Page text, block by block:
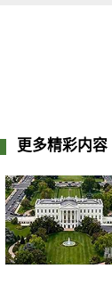
更多精彩内容